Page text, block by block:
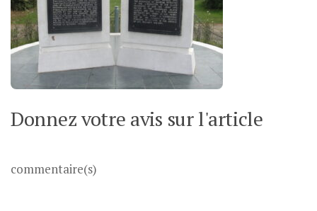
Donnez votre avis sur l'article
commentaire(s)